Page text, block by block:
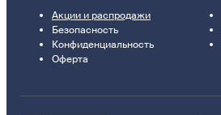
Акции и распродажи
Безопасность
Конфиденциальность
Оферта